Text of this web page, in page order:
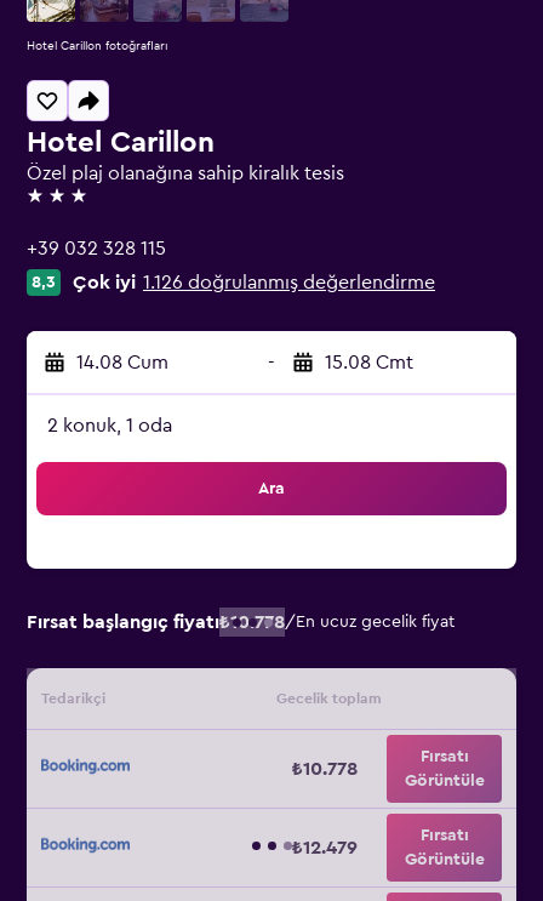
Hotel Carillon
Özel plaj olanağına sahip kiralık tesis
3 yıldız
+39 032 328 115
8,3 Çok iyi 1.126 doğrulanmış değerlendirme
14.08 Cum - 15.08 Cmt
2 konuk, 1 oda
Ara
Fırsat başlangıç fiyatı₺10.778/ En ucuz gecelik fiyat
Tedarikçi Gecelik toplam
₺10.778
Fırsatı
Görüntüle
₺12.479
Fırsatı
Görüntüle
Hotel Carillon fotoğrafları